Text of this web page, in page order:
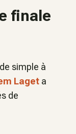
finale
simple à
Laget a
de